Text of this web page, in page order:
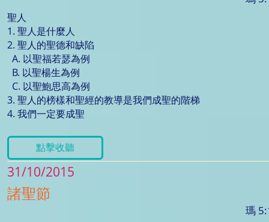
聖人
1. 聖人是什麼人
2. 聖人的聖德和缺陷
A. 以聖福若瑟為例
B. 以聖楊生為例
C. 以聖鮑思高為例
3. 聖人的榜樣和聖經的教導是我們成聖的階梯
4. 我們一定要成聖
點擊收聽
31/10/2015
諸聖節
瑪